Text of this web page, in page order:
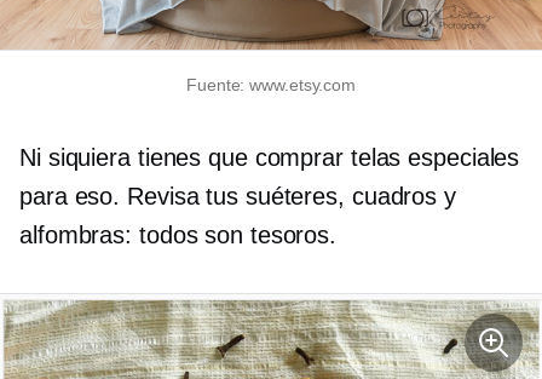
Fuente: www.etsy.com
Ni siquiera tienes que comprar telas especiales
para eso. Revisa tus suéteres, cuadros y
alfombras: todos son tesoros.